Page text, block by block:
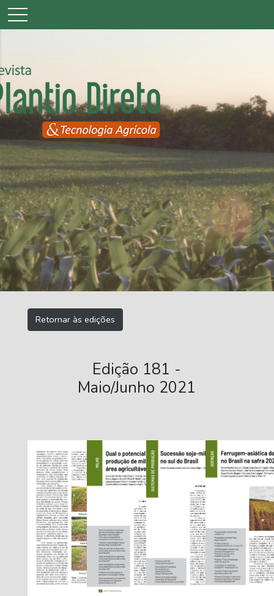
Retornar às edições
Edição 181 -
Maio/Junho 2021